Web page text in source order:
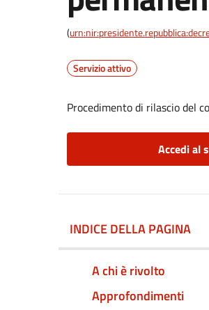
(
Servizio attivo
Procedimento di rilascio del
Accedi al
INDICE DELLA PAGINA
A chi è rivolto
Approfondimenti